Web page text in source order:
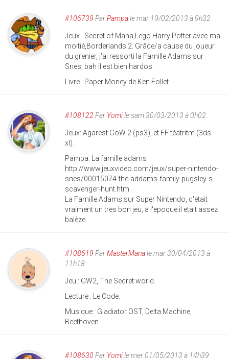
#106739 ParPampale mar 19/02/2013 à 9h32
Jeux : Secret of Mana,Lego Harry Potter avec ma
moitié,Borderlands 2. Grâce/a cause du joueur
du grenier, j'ai ressorti la Famille Adams sur
Snes, bah il est bien hardos.
Livre : Paper Money de Ken Follet
#108122 Par Yomile sam 30/03/2013 à 0h02
Jeux: Agarest GoW 2 (ps3), et FF téatritm (3ds
xl).
Pampa: La famille adams
http://www.jeuxvideo.com/jeux/super-nintendo-
snes/00015074-the-addams-family-pugsley-s-
scavenger-hunt.htm
La Famille Adams sur Super Nintendo, c'etait
vraiment un tres bon jeu, a l'epoque il etait assez
balèze.
#108619 ParMasterManale mar 30/04/2013 à
11h18
Jeu : GW2, The Secret world.
Lecture : Le Code.
Musique : Gladiator OST, Delta Machine,
Beethoven.
#108630 Par Yomile mer 01/05/2013 à 14h39